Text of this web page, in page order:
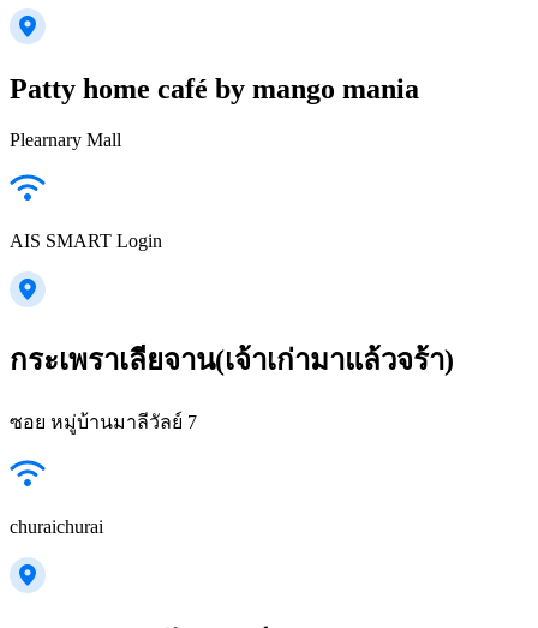
Patty home café by mango mania
Plearnary Mall
AIS SMART Login
กระเพราเลียจาน(เจ้าเก่ามาแล้วจร้า)
ซอย หมู่บ้านมาลีวัลย์ 7
churaichurai